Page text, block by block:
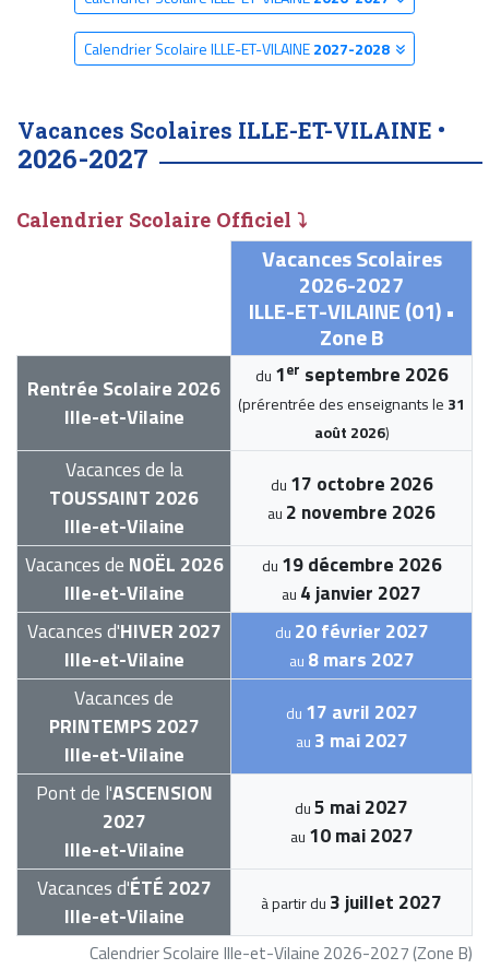
Calendrier Scolaire ILLE-ET-VILAINE2027-2028
Vacances Scolaires ILLE-ET-VILAINE •
2026-2027
Calendrier Scolaire Officiel ⤵
Calendrier Scolaire Ille-et-Vilaine 2026-2027 (Zone B)
Vacances Scolaires
2026-2027
ILLE-ET-VILAINE (01) •
Zone B
Rentrée Scolaire 2026
Ille-et-Vilaine
du 1er septembre 2026
(prérentrée des enseignants le 31
août 2026)
Vacances de la
TOUSSAINT 2026
Ille-et-Vilaine
du 17 octobre 2026
au 2 novembre 2026
Vacances de NOËL 2026
Ille-et-Vilaine
du 19 décembre 2026
au 4 janvier 2027
Vacances d'HIVER 2027
Ille-et-Vilaine
du 20 février 2027
au 8 mars 2027
Vacances de
PRINTEMPS 2027
Ille-et-Vilaine
du 17 avril 2027
au 3 mai 2027
Pont de l'ASCENSION
2027
Ille-et-Vilaine
du5 mai 2027
au 10 mai 2027
Vacances d'ÉTÉ 2027
Ille-et-Vilaine
à partir du 3 juillet 2027